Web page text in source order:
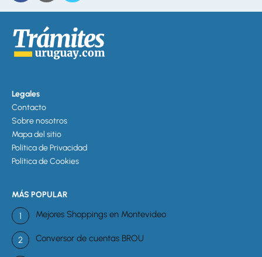
Legales
Contacto
Sobre nosotros
Mapa del sitio
Política de Privacidad
Política de Cookies
MÁS POPULAR
Mejores Shoppings en Montevideo
Conversor de cuentas BROU